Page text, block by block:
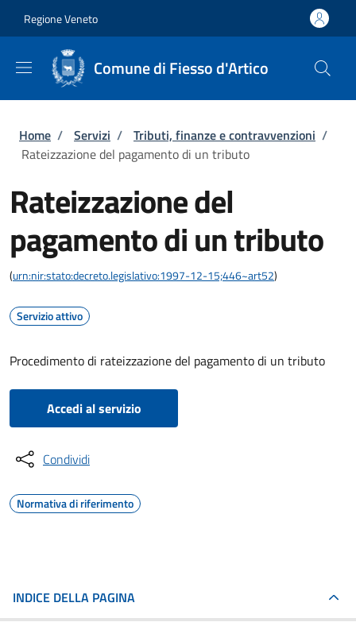
Regione Veneto
Comune di Fiesso d'Artico
Briciole di pane
Home / Servizi / Tributi, finanze e contravvenzioni /
Rateizzazione del pagamento di un tributo
Rateizzazione del
pagamento di un tributo
(urn:nir:stato:decreto.legislativo:1997-12-15;446~art52)
Servizio attivo
Procedimento di rateizzazione del pagamento di un tributo
Accedi al servizio
Condividi
Normativa di riferimento
INDICE DELLA PAGINA